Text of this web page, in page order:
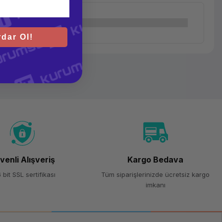
Alışveriş
bit SSL sertifikası
Kargo Bedava
Tüm siparişlerinizde ücretsiz kargo
imkanı
Ol!